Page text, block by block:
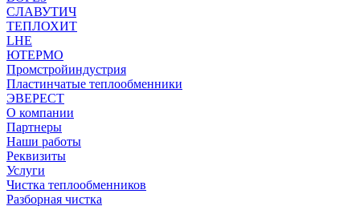
СЛАВУТИЧ
ТЕПЛОХИТ
LHE
ЮТЕРМО
Промстройиндустрия
Пластинчатые теплообменники
ЭВЕРЕСТ
О компании
Партнеры
Наши работы
Реквизиты
Услуги
Чистка теплообменников
Разборная чистка